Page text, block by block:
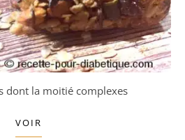
dont la moitié complexes
VOIR